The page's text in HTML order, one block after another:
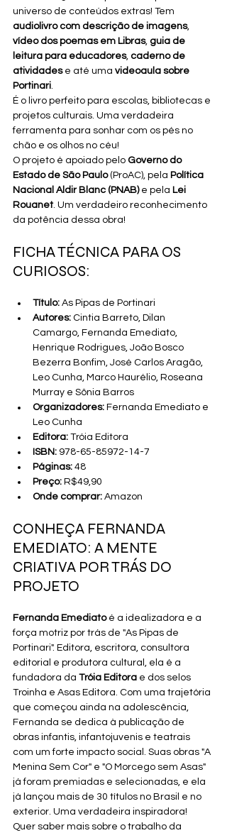
universo de conteúdos extras! Tem
audiolivro com descrição de imagens,
vídeo dos poemas em Libras, guia de
leitura para educadores, caderno de
atividades e até uma videoaula sobre
Portinari.
É o livro perfeito para escolas, bibliotecas e
projetos culturais. Uma verdadeira
ferramenta para sonhar com os pés no
chão e os olhos no céu!
O projeto é apoiado pelo Governo do
Estado de São Paulo (ProAC), pela Política
Nacional Aldir Blanc (PNAB) e pela Lei
Rouanet. Um verdadeiro reconhecimento
da potência dessa obra!
FICHA TÉCNICA PARA OS
CURIOSOS:
Título: As Pipas de Portinari
Autores: Cintia Barreto, Dilan
Camargo, Fernanda Emediato,
Henrique Rodrigues, João Bosco
Bezerra Bonfim, José Carlos Aragão,
Leo Cunha, Marco Haurélio, Roseana
Murray e Sônia Barros
Organizadores: Fernanda Emediato e
Leo Cunha
Editora: Tróia Editora
ISBN: ‎978-65-85972-14-7
Páginas: 48
Preço: R$49,90
Onde comprar: Amazon
CONHEÇA FERNANDA
EMEDIATO: A MENTE
CRIATIVA POR TRÁS DO
PROJETO
Fernanda Emediato é a idealizadora e a
força motriz por trás de "As Pipas de
Portinari". Editora, escritora, consultora
editorial e produtora cultural, ela é a
fundadora da Tróia Editora e dos selos
Troinha e Asas Editora. Com uma trajetória
que começou ainda na adolescência,
Fernanda se dedica à publicação de
obras infantis, infantojuvenis e teatrais
com um forte impacto social. Suas obras "A
Menina Sem Cor" e "O Morcego sem Asas"
já foram premiadas e selecionadas, e ela
já lançou mais de 30 títulos no Brasil e no
exterior. Uma verdadeira inspiradora!
Quer saber mais sobre o trabalho da